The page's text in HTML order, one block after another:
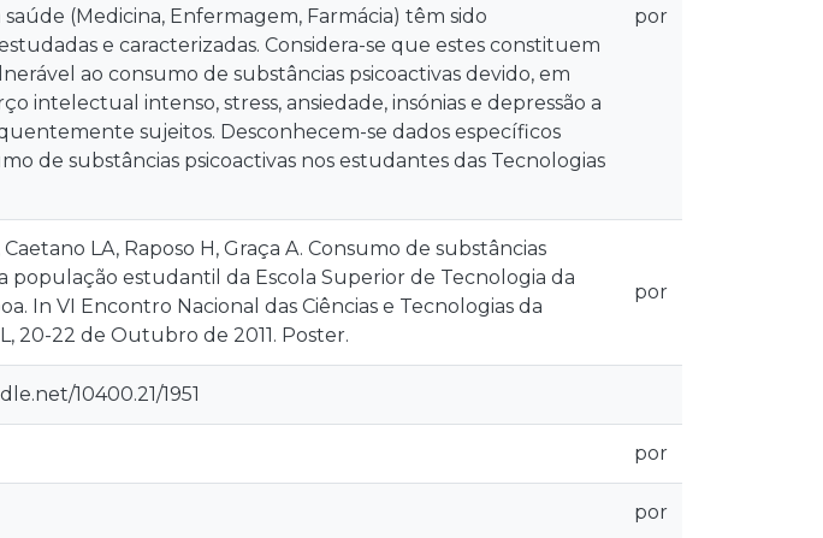
saúde (Medicina, Enfermagem, Farmácia) têm sido
e caracterizadas. Considera-se que estes constituem
ao consumo de substâncias psicoactivas devido, em
intelectual intenso, stress, ansiedade, insónias e depressão a
sujeitos. Desconhecem-se dados específicos
de substâncias psicoactivas nos estudantes das Tecnologias
por
Caetano LA, Raposo H, Graça A. Consumo de substâncias
população estudantil da Escola Superior de Tecnologia da
In VI Encontro Nacional das Ciências e Tecnologias da
20-22 de Outubro de 2011. Poster.
por
10400.21/1951
por
por